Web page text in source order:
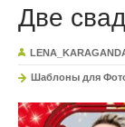
Две
Шаблоны для